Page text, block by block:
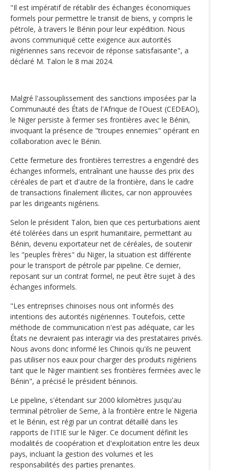
"Il est impératif de rétablir des échanges économiques
formels pour permettre le transit de biens, y compris le
pétrole, à travers le Bénin pour leur expédition. Nous
avons communiqué cette exigence aux autorités
nigériennes sans recevoir de réponse satisfaisante", a
déclaré M. Talon le 8 mai 2024.
Malgré l'assouplissement des sanctions imposées par la
Communauté des États de l'Afrique de l'Ouest (CEDEAO),
le Niger persiste à fermer ses frontières avec le Bénin,
invoquant la présence de "troupes ennemies" opérant en
collaboration avec le Bénin.
Cette fermeture des frontières terrestres a engendré des
échanges informels, entraînant une hausse des prix des
céréales de part et d'autre de la frontière, dans le cadre
de transactions finalement illicites, car non approuvées
par les dirigeants nigériens.
Selon le président Talon, bien que ces perturbations aient
été tolérées dans un esprit humanitaire, permettant au
Bénin, devenu exportateur net de céréales, de soutenir
les "peuples frères" du Niger, la situation est différente
pour le transport de pétrole par pipeline. Ce dernier,
reposant sur un contrat formel, ne peut être sujet à des
échanges informels.
"Les entreprises chinoises nous ont informés des
intentions des autorités nigériennes. Toutefois, cette
méthode de communication n'est pas adéquate, car les
États ne devraient pas interagir via des prestataires privés.
Nous avons donc informé les Chinois qu'ils ne peuvent
pas utiliser nos eaux pour charger des produits nigériens
tant que le Niger maintient ses frontières fermées avec le
Bénin", a précisé le président béninois.
Le pipeline, s'étendant sur 2000 kilomètres jusqu'au
terminal pétrolier de Seme, à la frontière entre le Nigeria
et le Bénin, est régi par un contrat détaillé dans les
rapports de l'ITIE sur le Niger. Ce document définit les
modalités de coopération et d'exploitation entre les deux
pays, incluant la gestion des volumes et les
responsabilités des parties prenantes.